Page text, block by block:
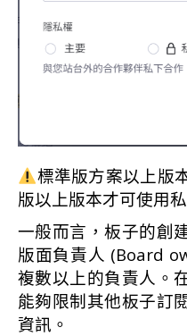
標準版方案以上版
版以上版本才可使用
一般而言，板子的創
版面負責人 (Board
複數以上的負責人。
能夠限制其他板子訂
資訊。